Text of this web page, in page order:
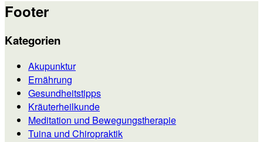
Footer
Kategorien
Akupunktur
Ernährung
Gesundheitstipps
Kräuterheilkunde
Meditation und Bewegungstherapie
Tuina und Chiropraktik